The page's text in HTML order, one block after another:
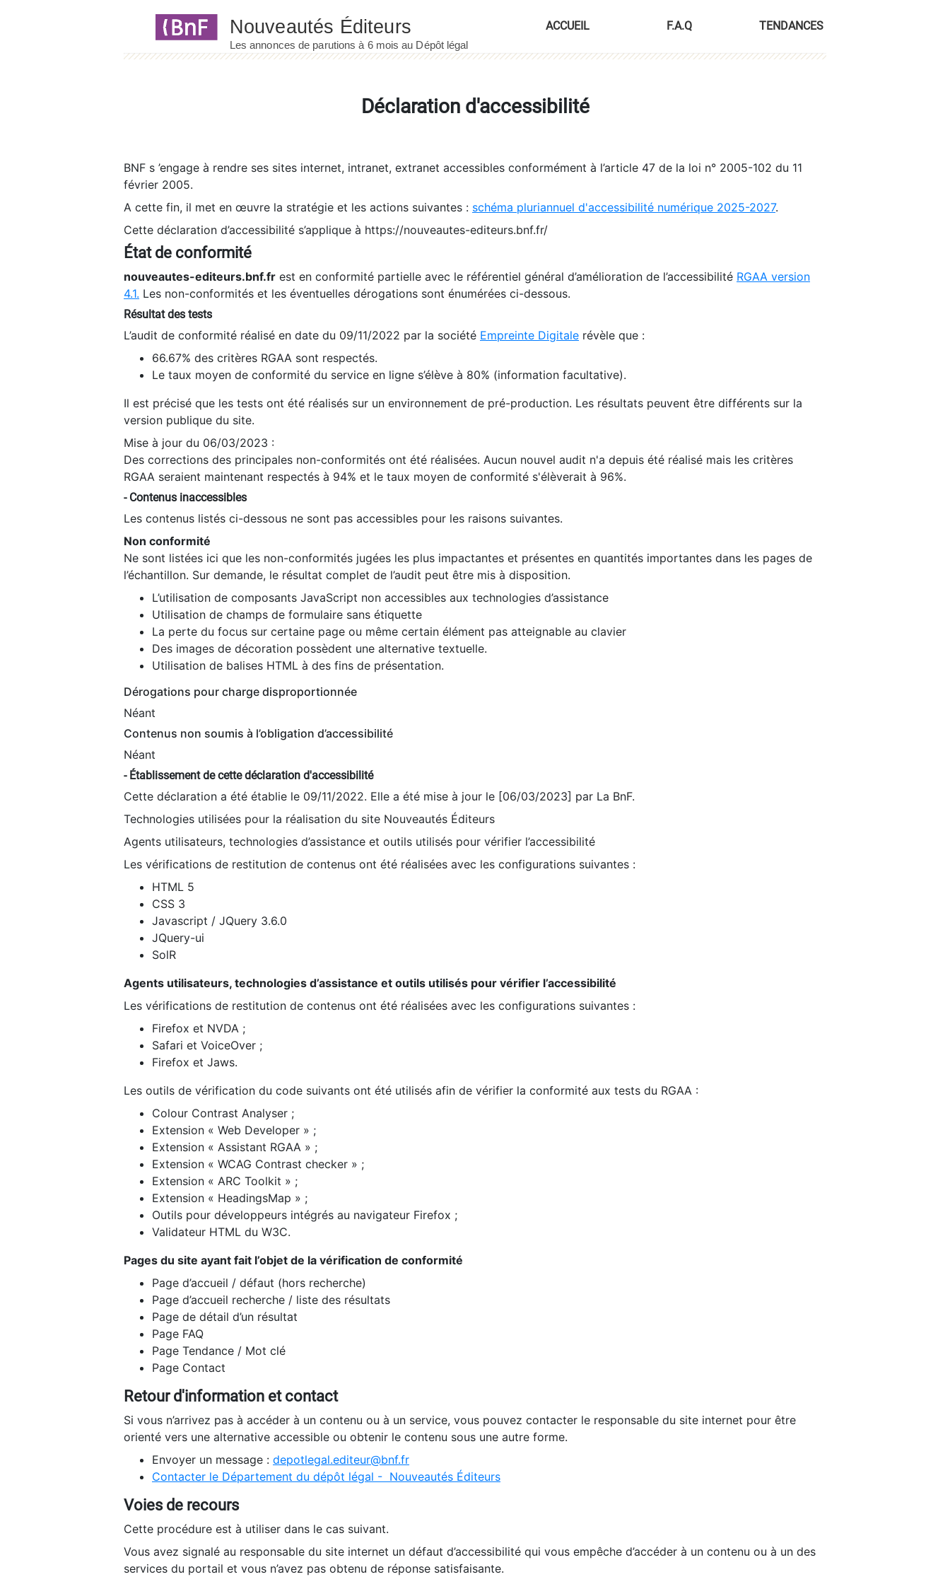
ACCUEIL F.A.Q TENDANCES
Déclaration d'accessibilité
BNF s ’engage à rendre ses sites internet, intranet, extranet accessibles conformément à l’article 47 de la loi n° 2005-102 du 11
février 2005.
A cette fin, il met en œuvre la stratégie et les actions suivantes : schéma pluriannuel d'accessibilité numérique 2025-2027.
Cette déclaration d’accessibilité s’applique à https://nouveautes-editeurs.bnf.fr/
État de conformité
nouveautes-editeurs.bnf.fr est en conformité partielle avec le référentiel général d’amélioration de l’accessibilité RGAA version
4.1. Les non-conformités et les éventuelles dérogations sont énumérées ci-dessous.
Résultat des tests
L’audit de conformité réalisé en date du 09/11/2022 par la société Empreinte Digitale révèle que :
66.67% des critères RGAA sont respectés.
Le taux moyen de conformité du service en ligne s’élève à 80% (information facultative).
Il est précisé que les tests ont été réalisés sur un environnement de pré-production. Les résultats peuvent être différents sur la
version publique du site.
Mise à jour du 06/03/2023 :
Des corrections des principales non-conformités ont été réalisées. Aucun nouvel audit n'a depuis été réalisé mais les critères
RGAA seraient maintenant respectés à 94% et le taux moyen de conformité s'élèverait à 96%.
- Contenus inaccessibles
Les contenus listés ci-dessous ne sont pas accessibles pour les raisons suivantes.
Non conformité
Ne sont listées ici que les non-conformités jugées les plus impactantes et présentes en quantités importantes dans les pages de
l’échantillon. Sur demande, le résultat complet de l’audit peut être mis à disposition.
L’utilisation de composants JavaScript non accessibles aux technologies d’assistance
Utilisation de champs de formulaire sans étiquette
La perte du focus sur certaine page ou même certain élément pas atteignable au clavier
Des images de décoration possèdent une alternative textuelle.
Utilisation de balises HTML à des fins de présentation.
Dérogations pour charge disproportionnée
Néant
Contenus non soumis à l’obligation d’accessibilité
Néant
- Établissement de cette déclaration d'accessibilité
Cette déclaration a été établie le 09/11/2022. Elle a été mise à jour le [06/03/2023] par La BnF.
Technologies utilisées pour la réalisation du site Nouveautés Éditeurs
Agents utilisateurs, technologies d’assistance et outils utilisés pour vérifier l’accessibilité
Les vérifications de restitution de contenus ont été réalisées avec les configurations suivantes :
HTML 5
CSS 3
Javascript / JQuery 3.6.0
JQuery-ui
SolR
Agents utilisateurs, technologies d’assistance et outils utilisés pour vérifier l’accessibilité
Les vérifications de restitution de contenus ont été réalisées avec les configurations suivantes :
Firefox et NVDA ;
Safari et VoiceOver ;
Firefox et Jaws.
Les outils de vérification du code suivants ont été utilisés afin de vérifier la conformité aux tests du RGAA :
Colour Contrast Analyser ;
Extension « Web Developer » ;
Extension « Assistant RGAA » ;
Extension « WCAG Contrast checker » ;
Extension « ARC Toolkit » ;
Extension « HeadingsMap » ;
Outils pour développeurs intégrés au navigateur Firefox ;
Validateur HTML du W3C.
Pages du site ayant fait l’objet de la vérification de conformité
Page d’accueil / défaut (hors recherche)
Page d’accueil recherche / liste des résultats
Page de détail d’un résultat
Page FAQ
Page Tendance / Mot clé
Page Contact
Retour d'information et contact
Si vous n’arrivez pas à accéder à un contenu ou à un service, vous pouvez contacter le responsable du site internet pour être
orienté vers une alternative accessible ou obtenir le contenu sous une autre forme.
Envoyer un message : depotlegal.editeur@bnf.fr
Contacter le Département du dépôt légal - Nouveautés Éditeurs
Voies de recours
Cette procédure est à utiliser dans le cas suivant.
Vous avez signalé au responsable du site internet un défaut d’accessibilité qui vous empêche d’accéder à un contenu ou à un des
services du portail et vous n’avez pas obtenu de réponse satisfaisante.